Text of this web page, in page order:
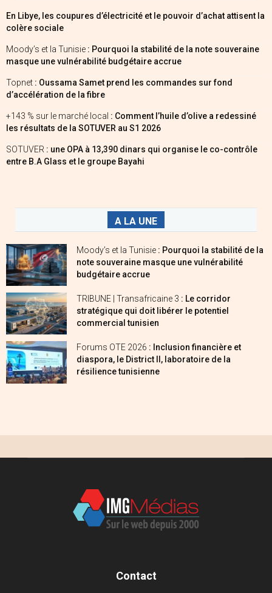
En Libye, les coupures d’électricité et le pouvoir d’achat attisent la
colère sociale
Moody’s et la Tunisie : Pourquoi la stabilité de la note souveraine
masque une vulnérabilité budgétaire accrue
Topnet : Oussama Samet prend les commandes sur fond
d’accélération de la fibre
+143 % sur le marché local : Comment l’huile d’olive a redessiné
les résultats de la SOTUVER au S1 2026
SOTUVER : une OPA à 13,390 dinars qui organise le co-contrôle
entre B.A Glass et le groupe Bayahi
A LA UNE
Moody’s et la Tunisie : Pourquoi la stabilité de la
note souveraine masque une vulnérabilité
budgétaire accrue
TRIBUNE | Transafricaine 3 : Le corridor
stratégique qui doit libérer le potentiel
commercial tunisien
Forums OTE 2026 : Inclusion financière et
diaspora, le District II, laboratoire de la
résilience tunisienne
Contact